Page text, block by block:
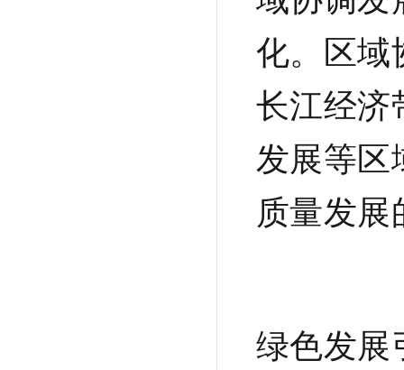
化。区域
长江经济
发展等区
质量发
绿色发展